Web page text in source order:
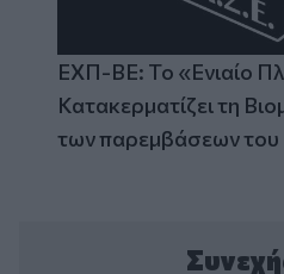
ΕΧΠ-ΒΕ: Το «Ενιαίο
Κατακερματίζει τη
των παρεμβάσεων